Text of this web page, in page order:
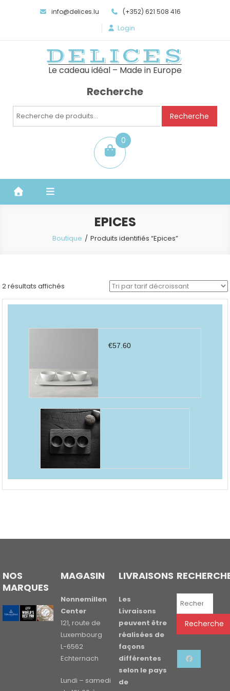
info@delices.lu (+352) 621 508 416
Login
DELICES
Le cadeau idéal – Made in Europe
Recherche
Recherche
Recherche
0
item
EPICES
Boutique Produits identifiés “Epices”
2 résultats affichés
par
€57.60
NOS
MARQUES
MAGASIN
Nonnemillen
Center
121, route de
Luxembourg
L-6562
Echternach
Lundi – samedi
LIVRAISONS
Les
Livraisons
peuvent être
réalisées de
façons
différentes
selon le pays
de
Recherche